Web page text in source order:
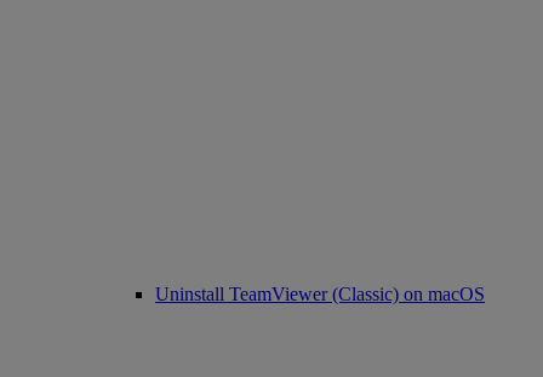
Uninstall TeamViewer (Classic) on macOS